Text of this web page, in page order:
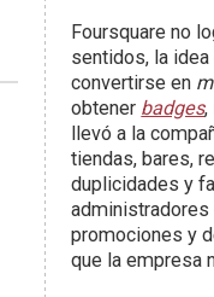
Foursquare no
sentidos, la
convertirse en
obtener badges,
llevó a la
tiendas, bares,
duplicidades y
administradores
promociones y
que la empresa